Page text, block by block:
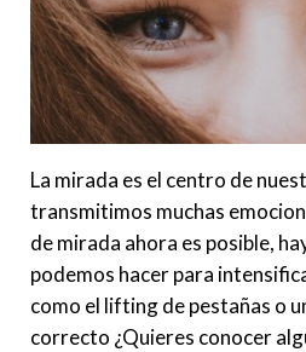
La mirada es el centro de
transmitimos muchas
de mirada ahora es posible,
podemos hacer para
como el lifting de pestañas o
correcto ¿Quieres conocer